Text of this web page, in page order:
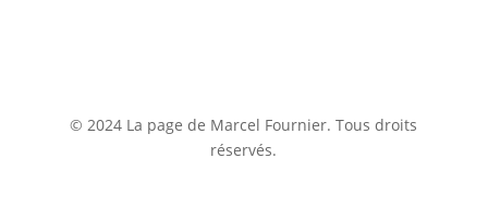
© 2024 La page de Marcel Fournier. Tous droits
réservés.